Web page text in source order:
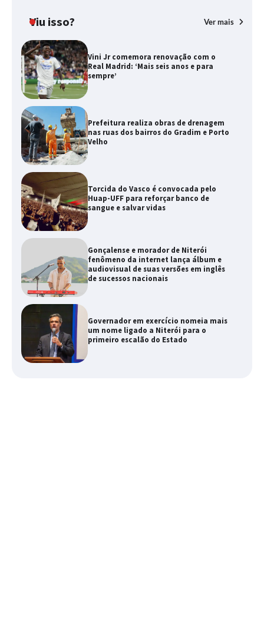
Viu isso? Ver mais
Vini Jr comemora renovação com o
Real Madrid: ‘Mais seis anos e para
sempre’
Prefeitura realiza obras de drenagem
nas ruas dos bairros do Gradim e Porto
Velho
Torcida do Vasco é convocada pelo
Huap-UFF para reforçar banco de
sangue e salvar vidas
Gonçalense e morador de Niterói
fenômeno da internet lança álbum e
audiovisual de suas versões em inglês
de sucessos nacionais
Governador em exercício nomeia mais
um nome ligado a Niterói para o
primeiro escalão do Estado